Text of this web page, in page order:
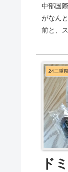
中部国
がなん
前と、
24三重県
ド